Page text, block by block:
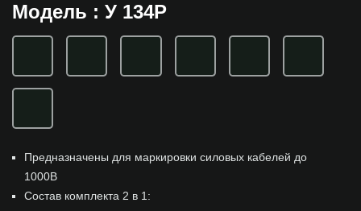
Модель : У 134Р
Предназначены для маркировки силовых кабелей до
1000В
Состав комплекта 2 в 1: